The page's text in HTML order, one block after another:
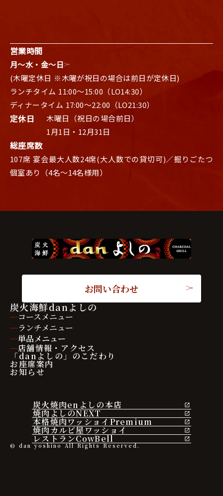
営業時間
月〜水・金〜日
(木曜定休日 ※木曜が祝日の場合は前日が定休日)
ランチタイム 11:00～15:00（LO14:30）
ディナータイム 17:00～22:00（LO21:30）
定休日
木曜日（祝日の場合前日）
1月1日・12月31日
総座席数
107席 宴会最大人数24席(大人数での貸切可)／掘りごたつ
個室あり（4名～14名様用）
お問い合わせ
炭火海鮮danよしの
コースメニュー
ランチメニュー
単品メニュー
店舗情報・アクセス
「danよしの」のこだわり
お座席案内
お知らせ
炭火焼肉enよしの本店
焼肉よしのNEXT
本格焼肉ワッショイPremium
焼肉カルビ屋ワッショイ
レストランCowBell
© dan yoshino All Rights Reserved.